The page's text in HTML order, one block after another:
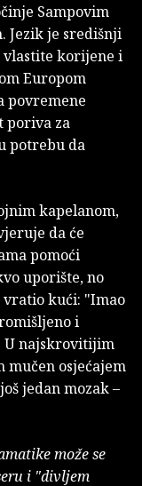
Sampovim
Jezik je središnji
vlastite korijene i
Europom
povremene
poriva za
potrebu da
kapelanom,
da će
pomoći
uporište, no
vratio kući: "Imao
i
U najskrovitijim
mučen osjećajem
jedan mozak –
može se
i "divljem